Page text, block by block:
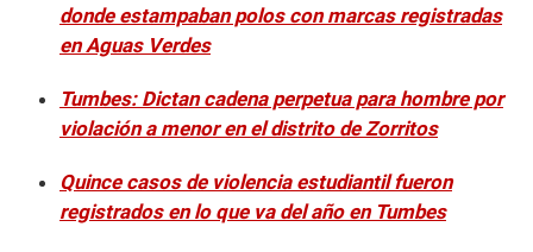
donde estampaban polos con marcas registradas
en Aguas Verdes
Tumbes: Dictan cadena perpetua para hombre por
violación a menor en el distrito de Zorritos
Quince casos de violencia estudiantil fueron
registrados en lo que va del año en Tumbes